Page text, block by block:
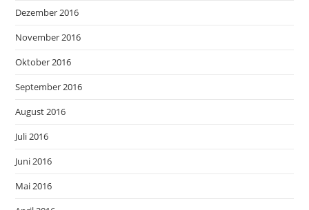
Dezember 2016
November 2016
Oktober 2016
September 2016
August 2016
Juli 2016
Juni 2016
Mai 2016